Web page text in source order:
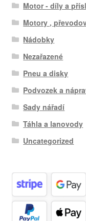
Motor - díly a
Motory ,
Nádobky
Nezařazené
Pneu a disky
Podvozek a
Sady nářadí
Táhla a lanovody
Uncategorized